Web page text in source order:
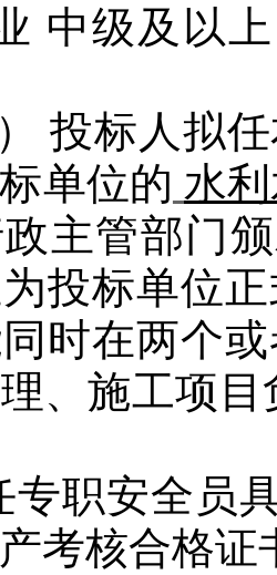
中级及以上
） 投标人拟
单位的 水
主管部门
投标单位
时在两个
、施工项目
专职安全员
考核合格